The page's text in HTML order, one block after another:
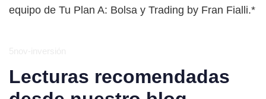
equipo de Tu Plan A: Bolsa y Trading by Fran Fialli.*
Lecturas recomendadas